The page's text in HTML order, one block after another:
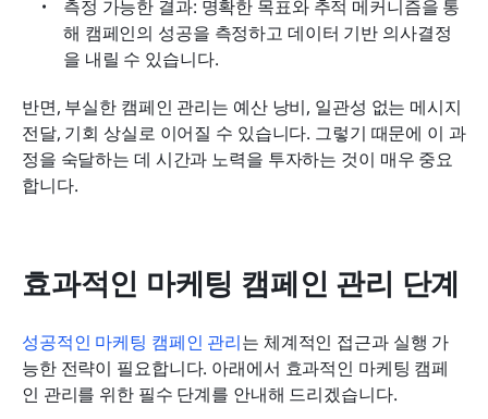
측정 가능한 결과: 명확한 목표와 추적 메커니즘을 통
해 캠페인의 성공을 측정하고 데이터 기반 의사결정
을 내릴 수 있습니다.
반면, 부실한 캠페인 관리는 예산 낭비, 일관성 없는 메시지
전달, 기회 상실로 이어질 수 있습니다. 그렇기 때문에 이 과
정을 숙달하는 데 시간과 노력을 투자하는 것이 매우 중요
합니다.
효과적인 마케팅 캠페인 관리 단계
성공적인 마케팅 캠페인 관리는 체계적인 접근과 실행 가
능한 전략이 필요합니다. 아래에서 효과적인 마케팅 캠페
인 관리를 위한 필수 단계를 안내해 드리겠습니다.